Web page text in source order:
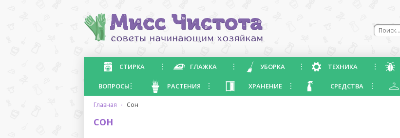
СТИРКА ГЛАЖКА УБОРКА ТЕХНИКА
ВОПРОСЫ РАСТЕНИЯ ХРАНЕНИЕ СРЕДСТВА
главная · сон
СОН